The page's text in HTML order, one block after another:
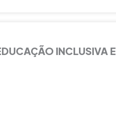
INCLUSIVA E